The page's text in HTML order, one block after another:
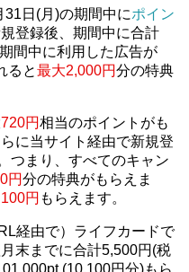
日(月)の期間中にポイン
登録後、期間中に合計
間中に利用した広告が
ると最大2,000円分の特典
720円相当のポイントがも
に当サイト経由で新規登
つまり、すべてのキャン
円分の特典がもらえま
100円 もらえます。
経由で）ライフカードで
末までに合計5,500円(税